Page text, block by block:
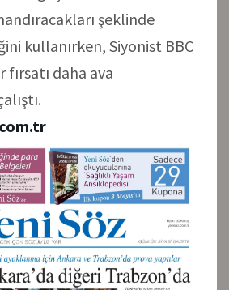
şeklinde
kullanırken, Siyonist BBC
fırsatı daha ava